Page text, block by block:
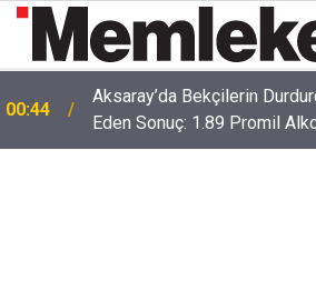
00:44
Aksaray’da Bekçilerin
Eden Sonuç: 1.89 Promil